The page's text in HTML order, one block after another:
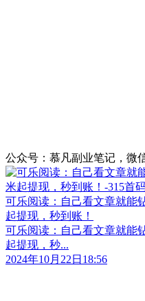
公众号：慕凡副业笔记，微
可乐阅读：自己看文章就能
起提现，秒到账！
可乐阅读：自己看文章就能
起提现，秒...
2024年10月22日18:56